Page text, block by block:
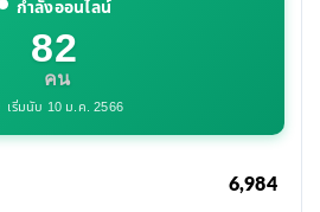
กำลังออนไลน์
82
คน
เริ่มนับ 10 ม.ค. 2566
6,984